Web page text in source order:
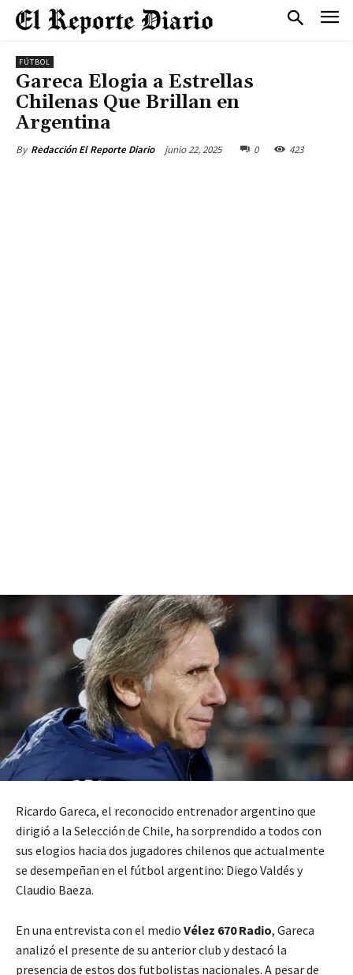
FÚTBOL
Gareca Elogia a Estrellas
Chilenas Que Brillan en
Argentina
By Redacción El Reporte Diario junio 22, 2025 0 423
Ricardo Gareca, el reconocido entrenador argentino que
dirigió a la Selección de Chile, ha sorprendido a todos con
sus elogios hacia dos jugadores chilenos que actualmente
se desempeñan en el fútbol argentino: Diego Valdés y
Claudio Baeza.
En una entrevista con el medio Vélez 670 Radio, Gareca
analizó el presente de su anterior club y destacó la
presencia de estos dos futbolistas nacionales. A pesar de